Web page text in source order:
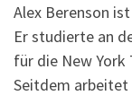
Alex Berenson
Er studierte an
für die New York
Seitdem arbeitet